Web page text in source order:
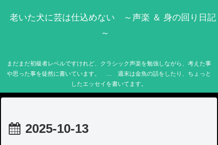
老いた犬に芸は仕込めない ～声楽 ＆ 身の回り日記
～
まだまだ初級者レベルですけれど、クラシック声楽を勉強しながら、考えた事
や思った事を徒然に書いています。 … 週末は金魚の話をしたり、ちょっと
したエッセイを書いてます。
2025-10-13